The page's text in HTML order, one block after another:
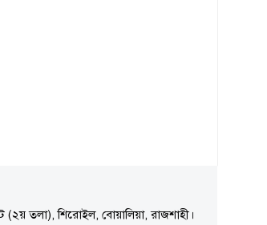
(২য় তলা), শিরোইল, বোয়ালিয়া, রাজশাহী।